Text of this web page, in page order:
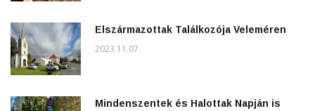
Elszármazottak Találkozója Veleméren
2023.11.07.
Mindenszentek és Halottak Napján is